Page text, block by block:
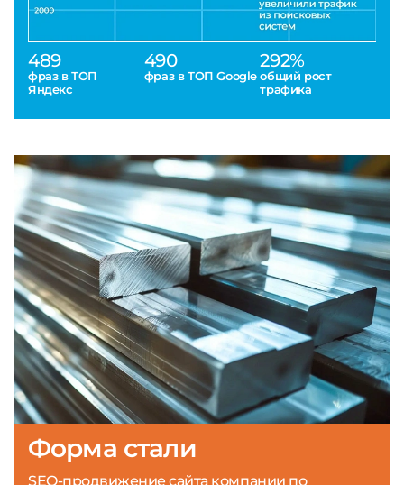
489
фраз в ТОП
Яндекс
490
фраз в ТОП Google
292%
общий рост
трафика
Форма стали
SEO-продвижение сайта компании по